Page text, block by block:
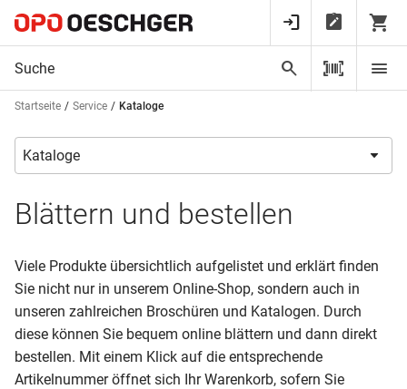
Startseite Service Kataloge
Blättern und bestellen
Viele Produkte übersichtlich aufgelistet und erklärt finden
Sie nicht nur in unserem Online-Shop, sondern auch in
unseren zahlreichen Broschüren und Katalogen. Durch
diese können Sie bequem online blättern und dann direkt
bestellen. Mit einem Klick auf die entsprechende
Artikelnummer öffnet sich Ihr Warenkorb, sofern Sie